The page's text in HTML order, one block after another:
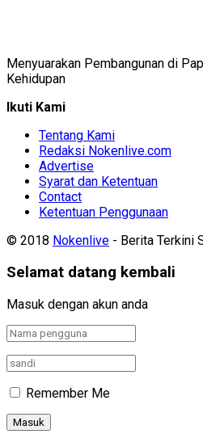
Menyuarakan Pembangunan di
Kehidupan
Ikuti Kami
Tentang Kami
Redaksi Nokenlive.com
Advertise
Syarat dan Ketentuan
Contact
Ketentuan Penggunaan
© 2018 Nokenlive - Berita Terkini
Selamat datang kembali
Masuk dengan akun anda
Remember Me